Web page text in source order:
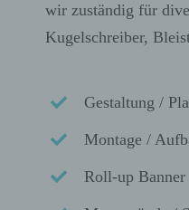
wir zuständig für
Kugelschreiber,
Gestaltung /
Montage /
Roll-up Banner